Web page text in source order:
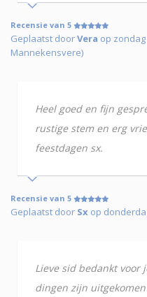
Recensie van 5
Geplaatst doorVera op
Mannekensvere)
Heel goed en fijn
rustige stem en erg
feestdagen sx.
Recensie van 5
Geplaatst door Sx op
Lieve sid bedankt voor
dingen zijn